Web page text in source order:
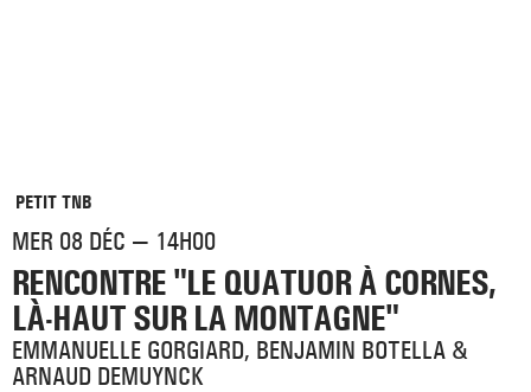
PETIT TNB
MER 08 DÉC — 14H00
RENCONTRE "LE QUATUOR À CORNES,
LÀ-HAUT SUR LA MONTAGNE"
EMMANUELLE GORGIARD, BENJAMIN BOTELLA &
ARNAUD DEMUYNCK